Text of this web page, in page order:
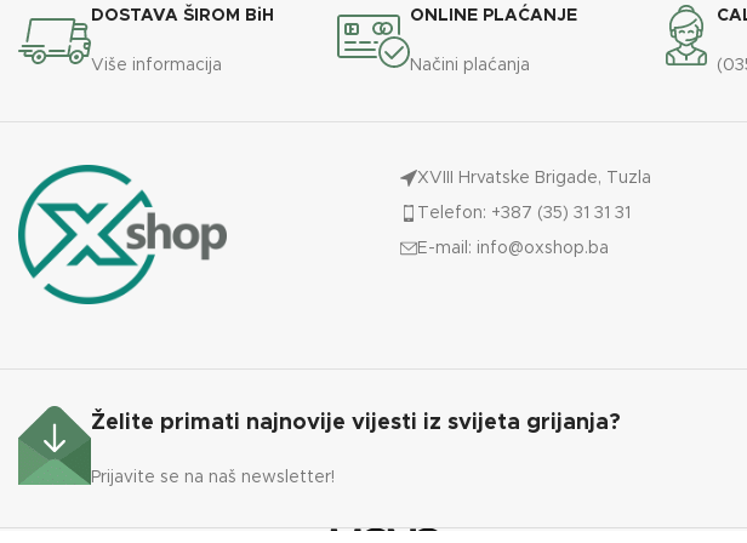
DOSTAVA ŠIROM BiH
Više informacija
ONLINE PLAĆANJE
Načini plaćanja
XVIII Hrvatske Brigade, Tuzla
Telefon: +387 (35) 31 31 31
E-mail: info@oxshop.ba
Želite primati najnovije vijesti iz svijeta grijanja?
Prijavite se na naš newsletter!